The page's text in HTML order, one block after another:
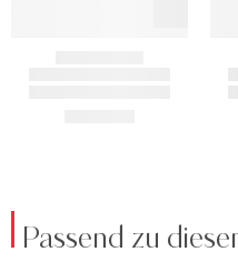
Passend zu